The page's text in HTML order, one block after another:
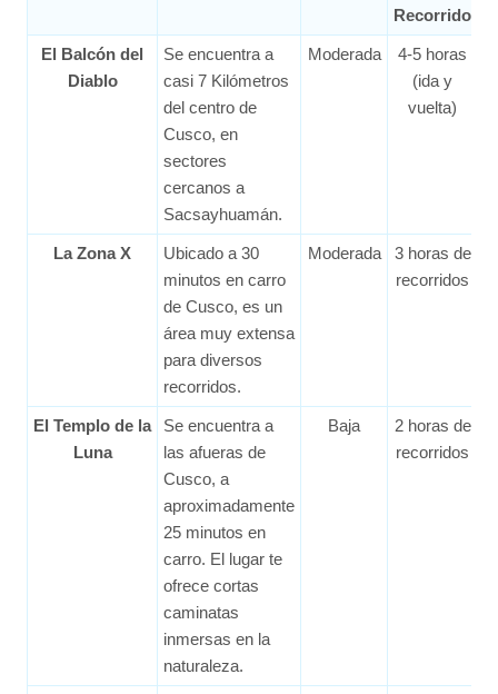
Recorrido
El Balcón del
Diablo
Se encuentra a
casi 7 Kilómetros
del centro de
Cusco, en
sectores
cercanos a
Sacsayhuamán.
Moderada
4-5 horas
(ida y
vuelta)
La Zona X
Ubicado a 30
minutos en carro
de Cusco, es un
área muy extensa
para diversos
recorridos.
Moderada
3 horas de
recorridos
El Templo de la
Luna
Se encuentra a
las afueras de
Cusco, a
aproximadamente
25 minutos en
carro. El lugar te
ofrece cortas
caminatas
inmersas en la
naturaleza.
Baja
2 horas de
recorridos